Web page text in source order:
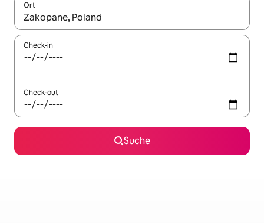
Ort
Wenn Ergebnisse verfügbar sind, navigiere mit den
Check-in
Check-out
Suche